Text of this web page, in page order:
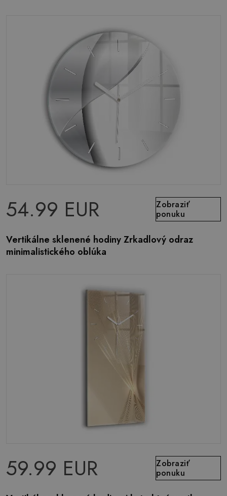
54.99 EUR
Zobraziť
ponuku
Vertikálne sklenené hodiny Zrkadlový odraz
minimalistického oblúka
59.99 EUR
Zobraziť
ponuku